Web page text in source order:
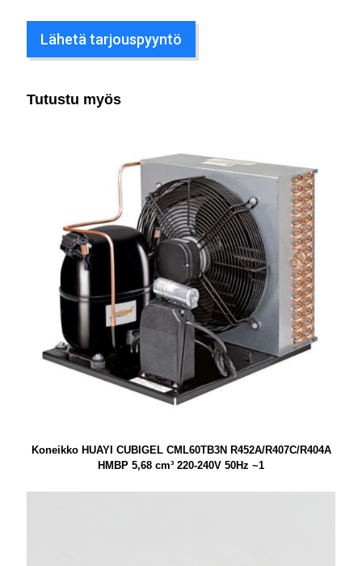
Lähetä tarjouspyyntö
Tutustu myös
Koneikko HUAYI CUBIGEL CML60TB3N R452A/R407C/R404A
HMBP 5,68 cm³ 220-240V 50Hz ~1